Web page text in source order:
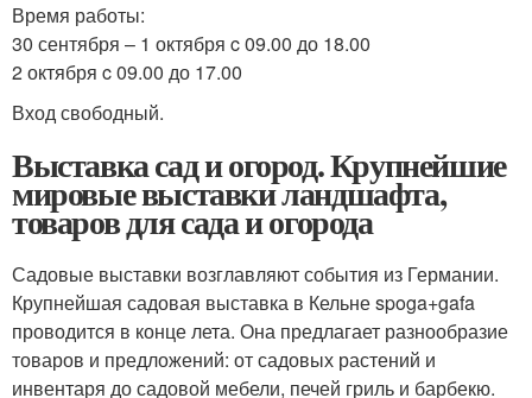
Время работы:
30 сентября – 1 октября c 09.00 до 18.00
2 октября c 09.00 до 17.00
Вход свободный.
Выставка сад и огород. Крупнейшие
мировые выставки ландшафта,
товаров для сада и огорода
Садовые выставки возглавляют события из Германии.
Крупнейшая садовая выставка в Кельне spoga+gafa
проводится в конце лета. Она предлагает разнообразие
товаров и предложений: от садовых растений и
инвентаря до садовой мебели, печей гриль и барбекю.